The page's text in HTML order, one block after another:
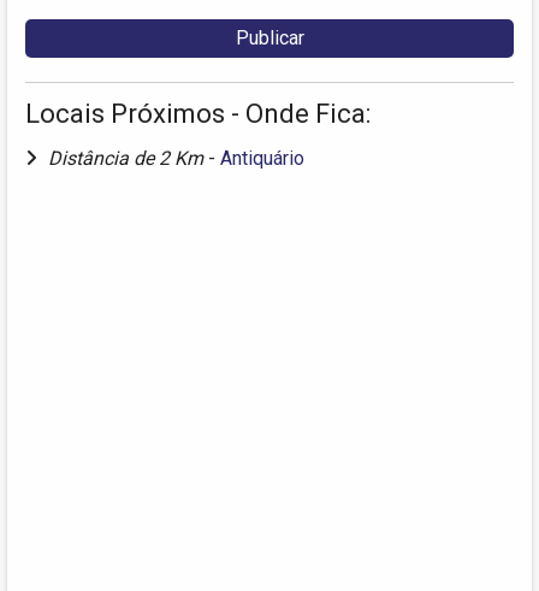
Locais Próximos - Onde Fica:
Distância de 2 Km - Antiquário